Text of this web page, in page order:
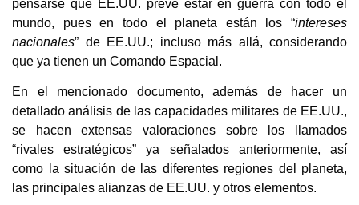
pensarse que EE.UU. prevé estar en guerra con todo el
mundo, pues en todo el planeta están los “intereses
nacionales” de EE.UU.; incluso más allá, considerando
que ya tienen un Comando Espacial.
En el mencionado documento, además de hacer un
detallado análisis de las capacidades militares de EE.UU.,
se hacen extensas valoraciones sobre los llamados
“rivales estratégicos” ya señalados anteriormente, así
como la situación de las diferentes regiones del planeta,
las principales alianzas de EE.UU. y otros elementos.